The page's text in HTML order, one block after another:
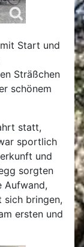
Start und
Sträßchen
schönem
statt,
sportlich
und
sorgten
Aufwand,
sich bringen,
ersten und